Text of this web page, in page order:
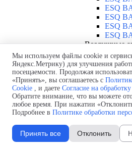
ESQ
ESQ
ESQ
ESQ
Воздушные
выключатели
ESQ
2500A
ESQ
800A
ESQ
630A
ESQ
2000A
ESQ
Мы используем файлы cookie и
Яндекс.Метрику) для улучшения
посещаемости. Продолжая
«Принять», вы соглашаетесь с
Cookie , и даете Согласие на
Обратите внимание, что вы можете
любое время. При нажатии
Подробнее в Политике обработки
Принять все Отклонить